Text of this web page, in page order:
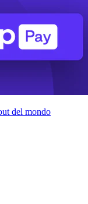
del mondo